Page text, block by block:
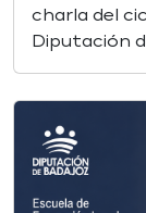
charla del
Diputación